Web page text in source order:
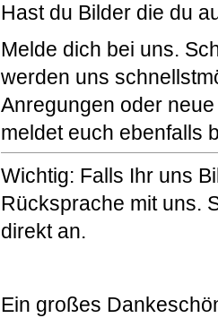
Hast du Bilder die du
Melde dich bei uns.
werden uns
Anregungen oder
meldet euch ebenfalls
Wichtig: Falls Ihr uns
Rücksprache mit uns.
direkt an.
Ein großes